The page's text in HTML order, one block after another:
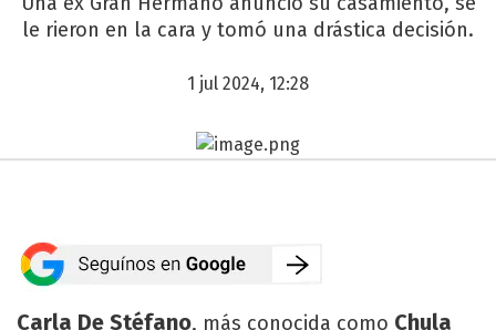
le rieron en la cara y tomó una drástica decisión.
1 jul 2024, 12:28
Carla De Stéfano, más conocida como Chula